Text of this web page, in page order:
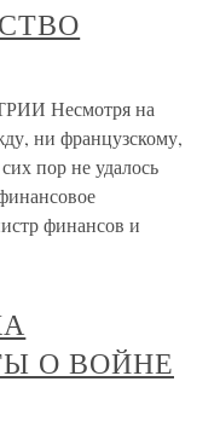
Несмотря на
ни французскому,
пор не удалось
финансов и
О ВОЙНЕ